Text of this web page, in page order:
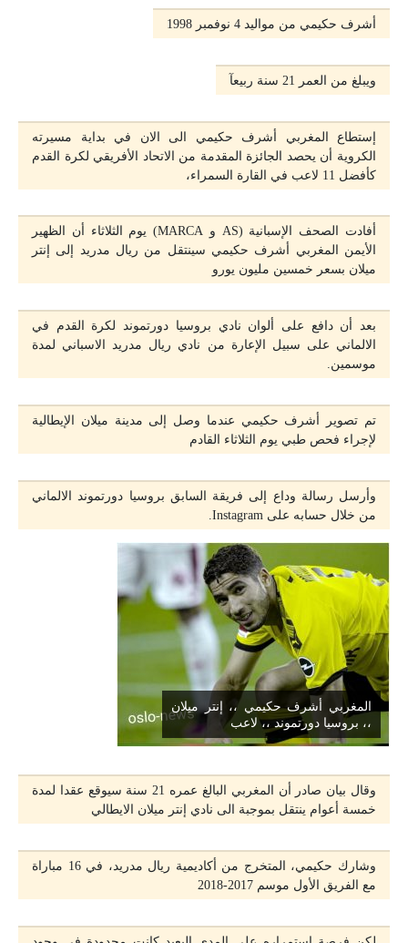
أشرف حكيمي من مواليد 4 نوفمبر 1998
ويبلغ من العمر 21 سنة ربيعآ
إستطاع المغربي أشرف حكيمي الى الان في بداية مسيرته
الكروية أن يحصد الجائزة المقدمة من الاتحاد الأفريقي لكرة القدم
كأفضل 11 لاعب في القارة السمراء،
أفادت الصحف الإسبانية (AS و MARCA) يوم الثلاثاء أن الظهير
الأيمن المغربي أشرف حكيمي سينتقل من ريال مدريد إلى إنتر
ميلان بسعر خمسين مليون يورو
بعد أن دافع على ألوان نادي بروسيا دورتموند لكرة القدم في
الالماني على سبيل الإعارة من نادي ريال مدريد الاسباني لمدة
موسمين.
تم تصوير أشرف حكيمي عندما وصل إلى مدينة ميلان الإيطالية
لإجراء فحص طبي يوم الثلاثاء القادم
وأرسل رسالة وداع إلى فريقة السابق بروسيا دورتموند الالماني
من خلال حسابه على Instagram.
المغربي أشرف حكيمي ،، إنتر ميلان
،، بروسيا دورتموند ،، لاعب
وقال بيان صادر أن المغربي البالغ عمره 21 سنة سيوقع عقدا لمدة
خمسة أعوام ينتقل بموجبة الى نادي إنتر ميلان الايطالي
وشارك حكيمي، المتخرج من أكاديمية ريال مدريد، في 16 مباراة
مع الفريق الأول موسم 2017-2018